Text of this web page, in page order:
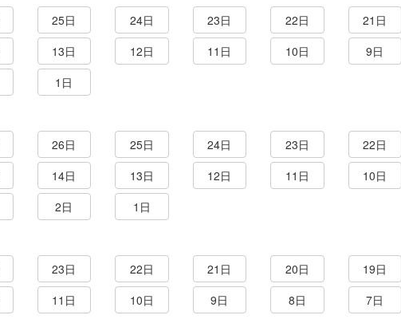
25日 24日 23日 22日 21日
13日 12日 11日 10日 9日
1日
26日 25日 24日 23日 22日
14日 13日 12日 11日 10日
2日 1日
23日 22日 21日 20日 19日
11日 10日 9日 8日 7日